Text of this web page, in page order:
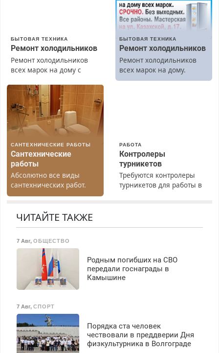
БЫТОВАЯ ТЕХНИКА
Ремонт холодильников
Ремонт холодильников
всех марок на дому с
резины. Качественно.
Недорого. Без выходных.
Все районы. Скидка.
Вызов бесплатный.
БЫТОВАЯ ТЕХНИКА
Ремонт холодильников
Ремонт холодильников
всех марок на дому.
САНТЕХНИЧЕСКИЕ РАБОТЫ
Сантехнические
работы
Абсолютно все виды
сантехнических работ.
Быстро. Качественно.
РАБОТА
Контролеры
турникетов
Требуются контролеры
турникетов для работы в
Ежемесячно
выплачивается денежная
премия. Возможно
безопасности с з/п до
125000 руб.
ЧИТАЙТЕ ТАКЖЕ
7 Авг, ОБЩЕСТВО
Родным погибших на СВО
передали госнаграды в
Камышине
7 Авг, СПОРТ
Порядка ста человек
чествовали в преддверии Дня
физкультурника в Волгограде